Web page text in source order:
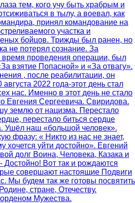
тем, кого учу быть храбрым и
в тылу, а воевал, как
принял командование на
участка и
бойцов. Трижды был ранен, но
не потерял сознание. За
время проведения операции, был
взятие Попасной» и «За отвагу».
, после реабилитации, он
2022 года-этот день стал
нас. Именно в этот день не стало
Евгения Сергеевича. Свиридова.
землю от нацизма. Перестало
перестало биться сердце
Ушёл наш «большой человек».
фразу: « Никто из нас не знает,
хочется уйти достойно». Евгений
долг Воина, Человека, Казака и
Достойно! Вот так и рождаются
совершают настоящие Подвиги
Мы будем так же готовы посвятить
стране, Отечеству.
Мужества.